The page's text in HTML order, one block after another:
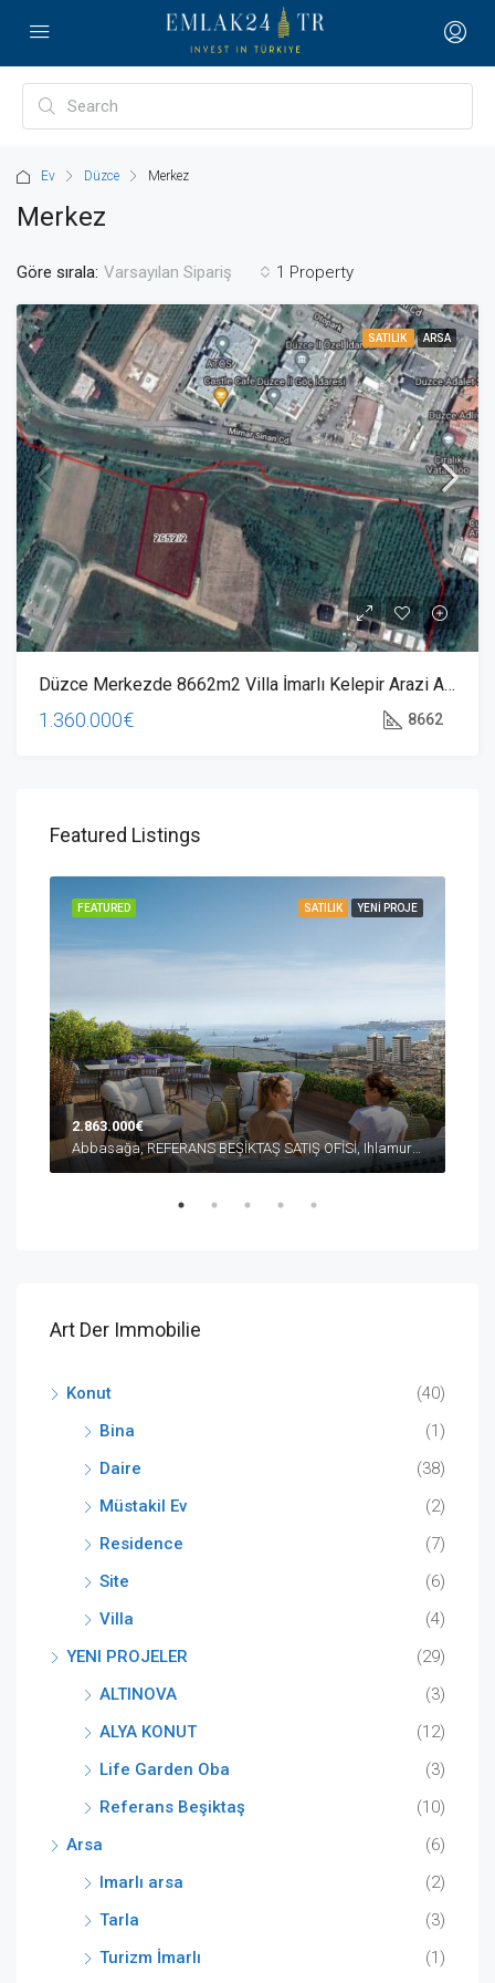
Ev Düzce Merkez
Merkez
1 Property
Göre sırala: Varsayılan Sipariş
SATILIK ARSA
Düzce Merkezde 8662m2 Villa İmarlı Kelepir Arazi Acil Satılık
1.360.000€ 8662
Featured Listings
SATILIK YENI PROJE
FEATURED
2.863.000€
Abbasağa, REFERANS BEŞİKTAŞ SATIŞ OFİSİ, Ihlamur Yıldız Caddesi, Beşiktaş/İstanbul, Türkiye
Art Der Immobilie
Konut
(40)
Bina
(1)
Daire
(38)
Müstakil Ev
(2)
Residence
(7)
Site
(6)
Villa
(4)
YENI PROJELER
(29)
ALTINOVA
(3)
ALYA KONUT
(12)
Life Garden Oba
(3)
Referans Beşiktaş
(10)
Arsa
(6)
Imarlı arsa
(2)
Tarla
(3)
Turizm İmarlı
(1)